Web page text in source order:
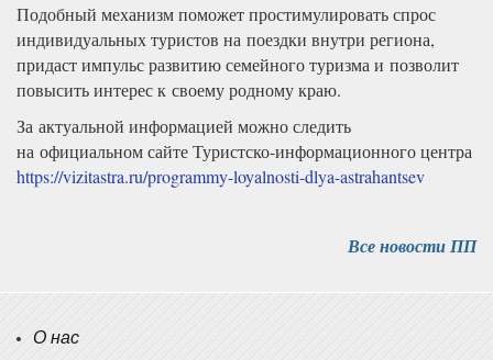
Подобный механизм поможет простимулировать спрос
индивидуальных туристов на поездки внутри региона,
придаст импульс развитию семейного туризма и позволит
повысить интерес к своему родному краю.
За актуальной информацией можно следить
на официальном сайте Туристско-информационного центра
https://vizitastra.ru/programmy-loyalnosti-dlya-astrahantsev
Все новости ПП
О нас